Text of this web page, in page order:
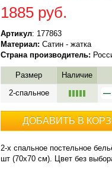
1885 руб.
Артикул: 177863
Материал: Сатин - жатка
Страна производитель:
Размер Наличие
2-спальное
—
ДОБАВИТЬ В
2-х спальное постельное
шт (70х70 см). Цвет без